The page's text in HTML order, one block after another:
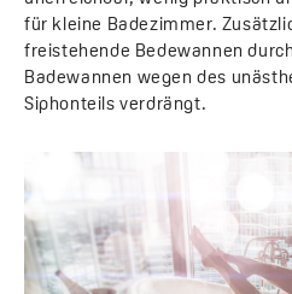
für kleine Badezimmer.
freistehende Bedewannen
Badewannen wegen des
Siphonteils verdrängt.